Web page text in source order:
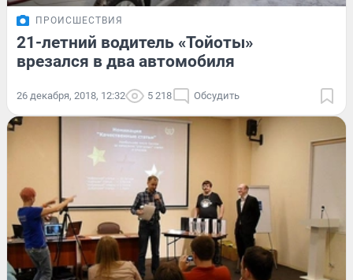
ПРОИСШЕСТВИЯ
21-летний водитель «Тойоты»
врезался в два автомобиля
26 декабря, 2018, 12:32 5 218 Обсудить